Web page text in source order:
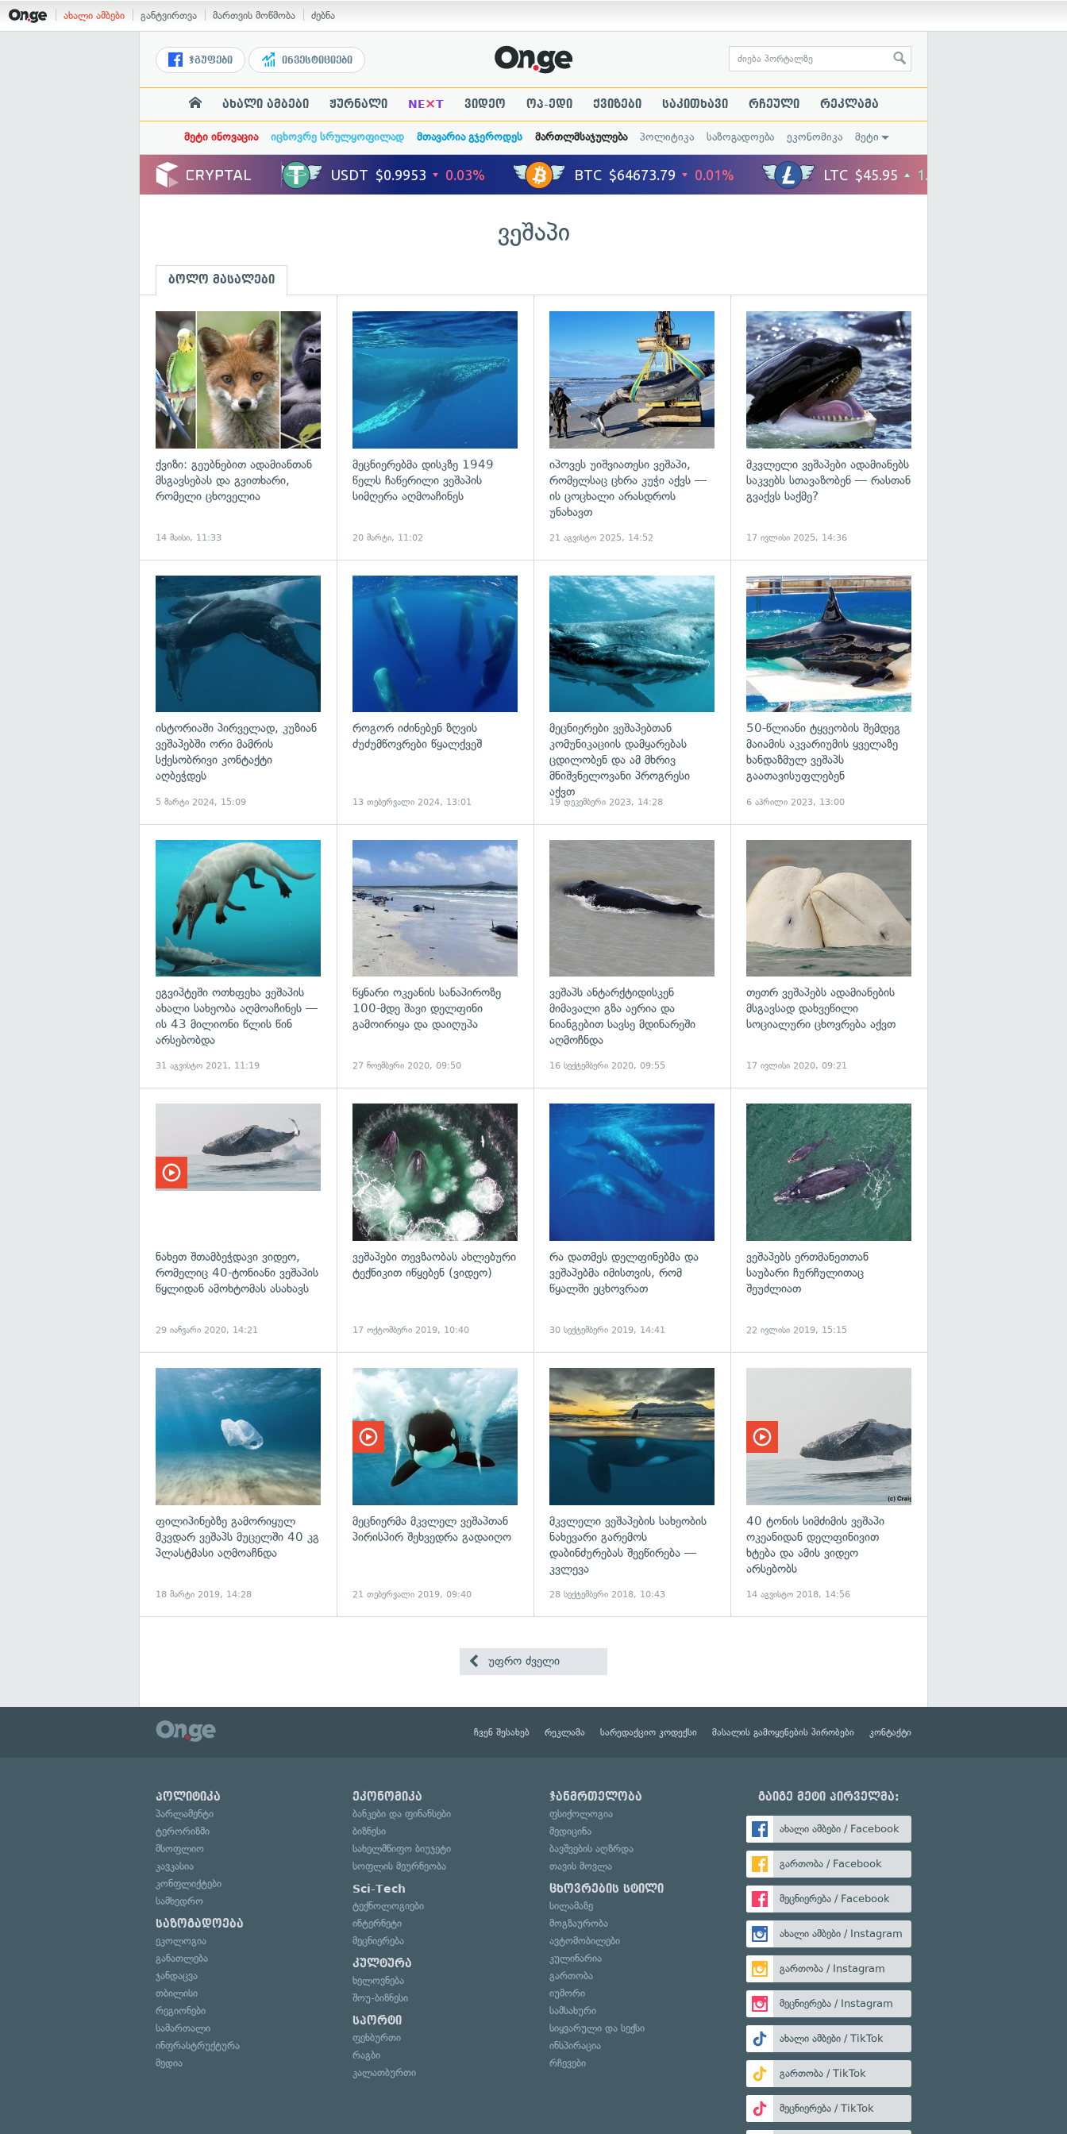
ახალი ამბები განტვირთვა მართვის მოწმობა ძებნა
ჯგუფები ინვესტიციები
ახალი ამბები ჟურნალი NE×T ვიდეო ოპ-ედი ქვიზები საკითხავი რჩეული რეკლამა
მეტი ინოვაცია იცხოვრე სრულყოფილად მთავარია გჯეროდეს მართლმსაჯულება პოლიტიკა საზოგადოება ეკონომიკა მეტი
ვეშაპი
ბოლო მასალები
ქვიზი: გეუბნებით ადამიანთან
მსგავსებას და გვითხარი,
რომელი ცხოველია
14 მაისი, 11:33
მეცნიერებმა დისკზე 1949
წელს ჩაწერილი ვეშაპის
სიმღერა აღმოაჩინეს
20 მარტი, 11:02
გადახედვა
იპოვეს უიშვიათესი ვეშაპი,
რომელსაც ცხრა კუჭი აქვს —
ის ცოცხალი არასდროს
უნახავთ
21 აგვისტო 2025, 14:52
მკვლელი ვეშაპები ადამიანებს
საკვებს სთავაზობენ — რასთან
გვაქვს საქმე?
17 ივლისი 2025, 14:36
გადახედვა
ისტორიაში პირველად, კუზიან
ვეშაპებში ორი მამრის
სქესობრივი კონტაქტი
აღბეჭდეს
5 მარტი 2024, 15:09
გადახედვა
როგორ იძინებენ ზღვის
ძუძუმწოვრები წყალქვეშ
13 თებერვალი 2024, 13:01
გადახედვა
მეცნიერები ვეშაპებთან
კომუნიკაციის დამყარებას
ცდილობენ და ამ მხრივ
მნიშვნელოვანი პროგრესი
აქვთ
19 დეკემბერი 2023, 14:28
50-წლიანი ტყვეობის შემდეგ
მაიამის აკვარიუმის ყველაზე
ხანდაზმულ ვეშაპს
გაათავისუფლებენ
6 აპრილი 2023, 13:00
გადახედვა
ეგვიპტეში ოთხფეხა ვეშაპის
ახალი სახეობა აღმოაჩინეს —
ის 43 მილიონი წლის წინ
არსებობდა
31 აგვისტო 2021, 11:19
გადახედვა
წყნარი ოკეანის სანაპიროზე
100-მდე შავი დელფინი
გამოირიყა და დაიღუპა
27 ნოემბერი 2020, 09:50
გადახედვა
ვეშაპს ანტარქტიდისკენ
მიმავალი გზა აერია და
ნიანგებით სავსე მდინარეში
აღმოჩნდა
16 სექტემბერი 2020, 09:55
თეთრ ვეშაპებს ადამიანების
მსგავსად დახვეწილი
სოციალური ცხოვრება აქვთ
17 ივლისი 2020, 09:21
ნახეთ შთამბეჭდავი ვიდეო,
რომელიც 40-ტონიანი ვეშაპის
წყლიდან ამოხტომას ასახავს
29 იანვარი 2020, 14:21
ვეშაპები თევზაობას ახლებური
ტექნიკით იწყებენ (ვიდეო)
17 ოქტომბერი 2019, 10:40
გადახედვა
რა დათმეს დელფინებმა და
ვეშაპებმა იმისთვის, რომ
წყალში ეცხოვრათ
30 სექტემბერი 2019, 14:41
ვეშაპებს ერთმანეთთან
საუბარი ჩურჩულითაც
შეუძლიათ
22 ივლისი 2019, 15:15
ფილიპინებზე გამორიყულ
მკვდარ ვეშაპს მუცელში 40 კგ
პლასტმასი აღმოაჩნდა
18 მარტი 2019, 14:28
მეცნიერმა მკვლელ ვეშაპთან
პირისპირ შეხვედრა გადაიღო
21 თებერვალი 2019, 09:40
მკვლელი ვეშაპების სახეობის
ნახევარი გარემოს
დაბინძურებას შეეწირება —
კვლევა
28 სექტემბერი 2018, 10:43
40 ტონის სიმძიმის ვეშაპი
ოკეანიდან დელფინივით
ხტება და ამის ვიდეო
არსებობს
14 აგვისტო 2018, 14:56
უფრო ძველი
ჩვენ შესახებ რეკლამა სარედაქციო კოდექსი მასალის გამოყენების პირობები კონტაქტი
პოლიტიკა
პარლამენტი
ტერორიზმი
მსოფლიო
კავკასია
კონფლიქტები
სამხედრო
საზოგადოება
ეკოლოგია
განათლება
ჯანდაცვა
თბილისი
რეგიონები
სამართალი
ინფრასტრუქტურა
მედია
ეკონომიკა
ბანკები და ფინანსები
ბიზნესი
სახელმწიფო ბიუჯეტი
სოფლის მეურნეობა
Sci-Tech
ტექნოლოგიები
ინტერნეტი
მეცნიერება
კულტურა
ხელოვნება
შოუ-ბიზნესი
სპორტი
ფეხბურთი
რაგბი
კალათბურთი
ჯანმრთელობა
ფსიქოლოგია
მედიცინა
ბავშვების აღზრდა
თავის მოვლა
ცხოვრების სტილი
სილამაზე
მოგზაურობა
ავტომობილები
კულინარია
გართობა
იუმორი
სამსახური
სიყვარული და სექსი
ინსპირაცია
რჩევები
გაიგე მეტი პირველმა:
ახალი ამბები / Facebook
გართობა / Facebook
მეცნიერება / Facebook
ახალი ამბები / Instagram
გართობა / Instagram
მეცნიერება / Instagram
ახალი ამბები / TikTok
გართობა / TikTok
მეცნიერება / TikTok